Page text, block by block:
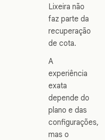
Lixeira não
faz parte da
recuperação
de cota.
A
experiência
exata
depende do
plano e das
configurações,
mas o